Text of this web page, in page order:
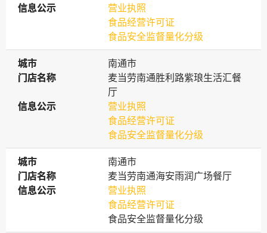
信息公示
信息公示
营业执照
食品经营许可证
食品安全监督量化分级
城市
城市
南通市
门店名称
门店名称
麦当劳南通胜利路紫琅生活汇餐
厅
信息公示
信息公示
营业执照
食品经营许可证
食品安全监督量化分级
城市
城市
南通市
门店名称
门店名称
麦当劳南通海安雨润广场餐厅
信息公示
信息公示
营业执照
食品经营许可证
食品安全监督量化分级